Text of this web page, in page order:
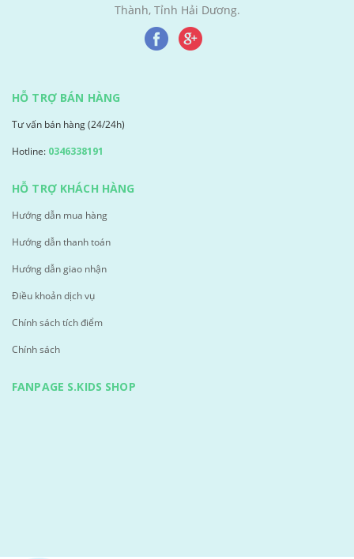
Thành, Tỉnh Hải Dương.
HỖ TRỢ BÁN HÀNG
Tư vấn bán hàng (24/24h)
Hotline: 0346338191
HỖ TRỢ KHÁCH HÀNG
Hướng dẫn mua hàng
Hướng dẫn thanh toán
Hướng dẫn giao nhận
Điều khoản dịch vụ
Chính sách tích điểm
Chính sách
FANPAGE S.KIDS SHOP